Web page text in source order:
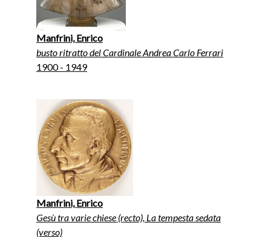
Manfrini, Enrico
busto ritratto del Cardinale Andrea Carlo Ferrari
1900 - 1949
Manfrini, Enrico
Gesù tra varie chiese (recto), La tempesta sedata
(verso)